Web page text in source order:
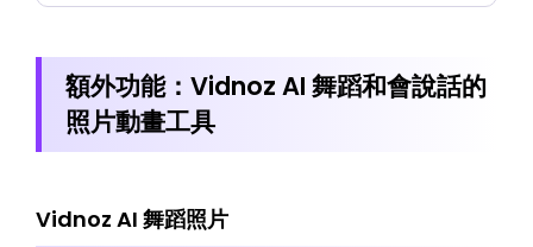
額外功能：Vidnoz AI 舞蹈和會說話的
照片動畫工具
Vidnoz AI 舞蹈照片